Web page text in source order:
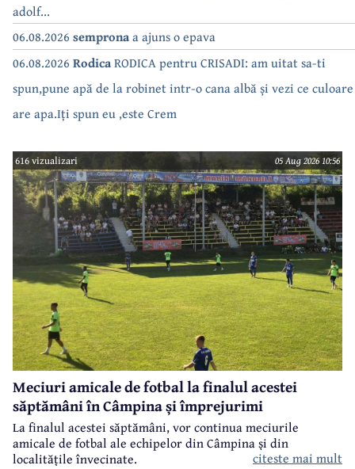
adolf...
06.08.2026 sempronaa ajuns o epava
06.08.2026 RodicaRODICA pentru CRISADI: am uitat sa-ti
spun,pune apă de la robinet intr-o cana albă și vezi ce culoare
are apa.Iți spun eu ,este Crem
616 vizualizari 05 Aug 2026 10:56
Meciuri amicale de fotbal la finalul acestei
săptămâni în Câmpina și împrejurimi
La finalul acestei săptămâni, vor continua meciurile
amicale de fotbal ale echipelor din Câmpina și din
localitățile învecinate.
citeste mai mult